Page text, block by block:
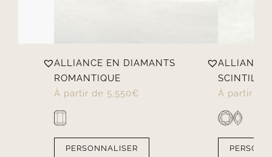
ALLIANCE EN DIAMANTS
ROMANTIQUE
À partir de 5,550€
PERSONNALISER
ALLIANCE
À partir de